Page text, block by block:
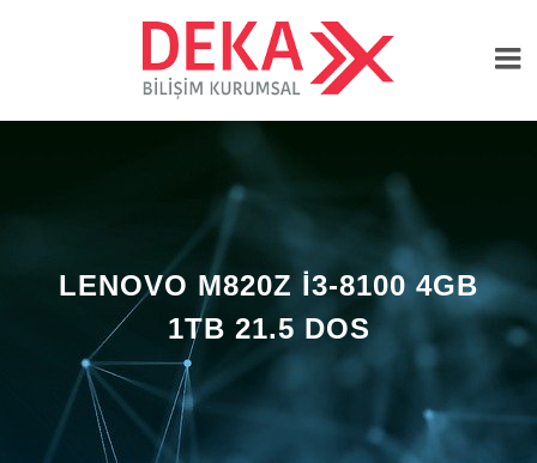
LENOVO M820Z I3-8100 4GB
1TB 21.5 DOS